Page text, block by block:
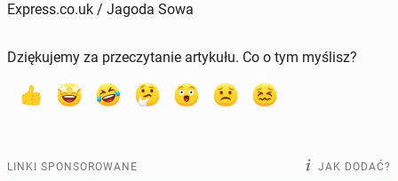
Express.co.uk / Jagoda Sowa
Dziękujemy za przeczytanie artykułu. Co o tym myślisz?
LINKI SPONSOROWANE JAK DODAĆ?